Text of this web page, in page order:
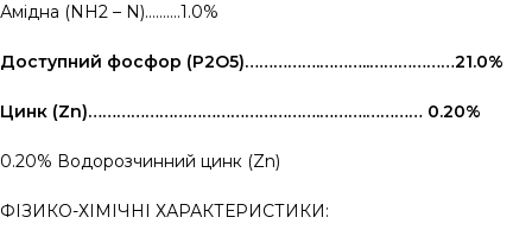
Амідна (NH2 – N)……….1.0%
Доступний фосфор (P2O5)…………….………..………………21.0%
Цинк (Zn)………………………………………….……….………… 0.20%
0.20% Водорозчинний цинк (Zn)
ФІЗИКО-ХІМІЧНІ ХАРАКТЕРИСТИКИ: